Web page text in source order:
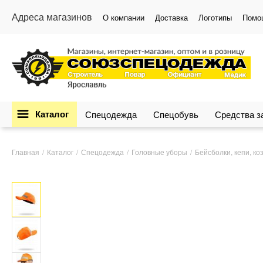
Адреса магазинов О компании Доставка Логотипы
Каталог Спецодежда Спецобувь Средства
Главная Каталог Спецодежда Головные уборы Бейсболки, кепи,